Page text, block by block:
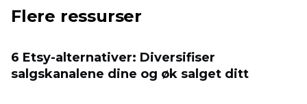
Flere ressurser
6 Etsy-alternativer: Diversifiser
salgskanalene dine og øk salget ditt